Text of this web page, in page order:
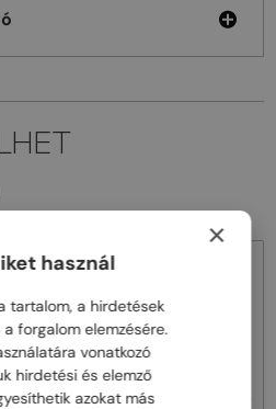
48/72
×
használ
tartalom, a hirdetések
forgalom elemzésére.
vonatkozó
hirdetési és elemző
azokat más